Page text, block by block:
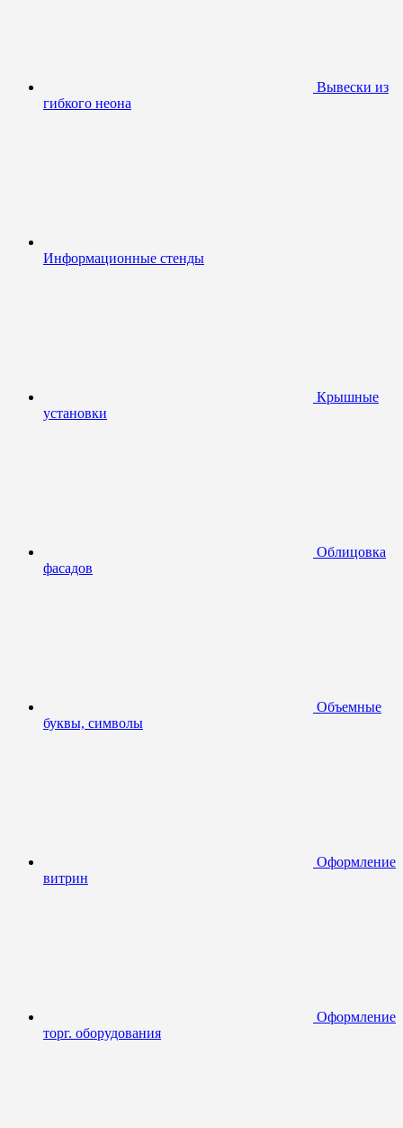
Вывески из
гибкого неона
Информационные стенды
Крышные
установки
Облицовка
фасадов
Объемные
буквы, символы
Оформление
витрин
Оформление
торг. оборудования